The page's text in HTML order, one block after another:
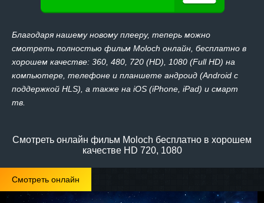
Благодаря нашему новому плееру, теперь можно
смотреть полностью фильм Moloch онлайн, бесплатно в
хорошем качестве: 360, 480, 720 (HD), 1080 (Full HD) на
компьютере, телефоне и планшете андроид (Android с
поддержкой HLS), а также на iOS (iPhone, iPad) и смарт
тв.
Смотреть онлайн фильм Moloch бесплатно в хорошем
качестве HD 720, 1080
Смотреть онлайн